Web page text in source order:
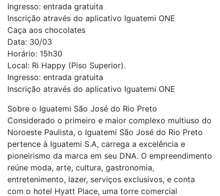
Ingresso: entrada gratuita
Inscrição através do aplicativo Iguatemi ONE
Caça aos chocolates
Data: 30/03
Horário: 15h30
Local: Ri Happy (Piso Superior).
Ingresso: entrada gratuita
Inscrição através do aplicativo Iguatemi ONE
Sobre o Iguatemi São José do Rio Preto
Considerado o primeiro e maior complexo multiuso do
Noroeste Paulista, o Iguatemi São José do Rio Preto
pertence à Iguatemi S.A, carrega a excelência e
pioneirismo da marca em seu DNA. O empreendimento
reúne moda, arte, cultura, gastronomia,
entretenimento, lazer, serviços exclusivos, e conta
com o hotel Hyatt Place, uma torre comercial